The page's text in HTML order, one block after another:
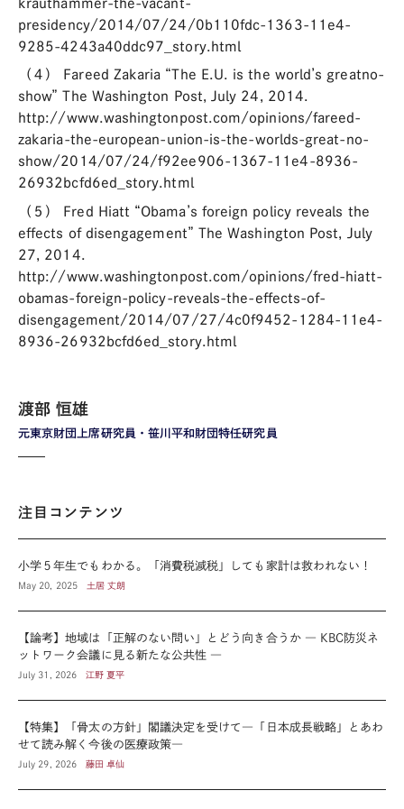
krauthammer-the-vacant-
presidency/2014/07/24/0b110fdc-1363-11e4-
9285-4243a40ddc97_story.html
（４） Fareed Zakaria “The E.U. is the world’s greatno-
show” The Washington Post, July 24, 2014.
http://www.washingtonpost.com/opinions/fareed-
zakaria-the-european-union-is-the-worlds-great-no-
show/2014/07/24/f92ee906-1367-11e4-8936-
26932bcfd6ed_story.html
（５） Fred Hiatt “Obama’s foreign policy reveals the
effects of disengagement” The Washington Post, July
27, 2014.
http://www.washingtonpost.com/opinions/fred-hiatt-
obamas-foreign-policy-reveals-the-effects-of-
disengagement/2014/07/27/4c0f9452-1284-11e4-
8936-26932bcfd6ed_story.html
元東京財団上席研究員・笹川平和財団特任研究員
渡部 恒雄
注目コンテンツ
小学５年生でもわかる。「消費税減税」しても家計は救われない！
May 20, 2025 土居 丈朗
【論考】地域は「正解のない問い」とどう向き合うか ― KBC防災ネ
ットワーク会議に見る新たな公共性 ―
July 31, 2026 江野 夏平
【特集】「骨太の方針」閣議決定を受けて―「日本成長戦略」とあわ
せて読み解く今後の医療政策―
July 29, 2026 藤田 卓仙